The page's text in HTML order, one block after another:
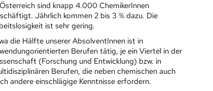
sind knapp 4.000 ChemikerInnen
Jährlich kommen 2 bis 3 % dazu. Die
ist sehr gering.
die Hälfte unserer AbsolventInnen ist in
Berufen tätig, je ein Viertel in der
(Forschung und Entwicklung) bzw. in
Berufen, die neben chemischen auch
andere einschlägige Kenntnisse erfordern.